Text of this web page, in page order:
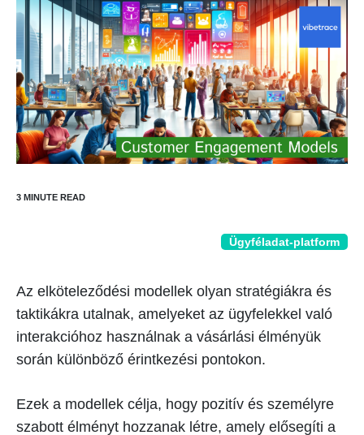
Ügyféladat-platform
Az elköteleződési modellek olyan stratégiákra és
taktikákra utalnak, amelyeket az ügyfelekkel való
interakcióhoz használnak a vásárlási élményük
során különböző érintkezési pontokon.
Ezek a modellek célja, hogy pozitív és személyre
szabott élményt hozzanak létre, amely elősegíti a